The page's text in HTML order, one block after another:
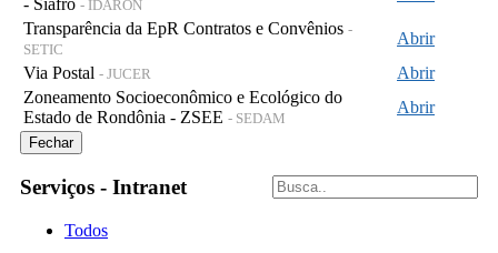
- Siafro - IDARON
Transparência da EpR Contratos e Convênios -
SETIC
Abrir
Via Postal - JUCER
Abrir
Zoneamento Socioeconômico e Ecológico do
Estado de Rondônia - ZSEE - SEDAM
Abrir
Fechar
Serviços - Intranet
Todos